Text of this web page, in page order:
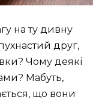
на ту дивну
друг,
Чому деякі
Мабуть,
що вони